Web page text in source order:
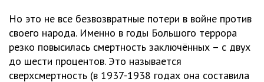
Но это не все безвозвратные потери в войне против
своего народа. Именно в годы Большого террора
резко повысилась смертность заключённых – с двух
до шести процентов. Это называется
сверхсмертность (в 1937-1938 годах она составила